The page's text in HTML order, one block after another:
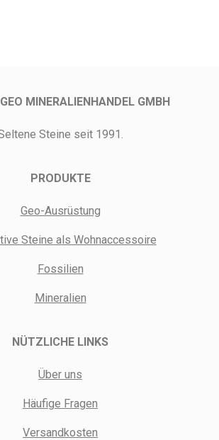
MINERALIENHANDEL GMBH
Steine seit 1991.
PRODUKTE
Geo-Ausrüstung
Steine als Wohnaccessoire
Fossilien
Mineralien
NÜTZLICHE LINKS
Über uns
Häufige Fragen
Versandkosten